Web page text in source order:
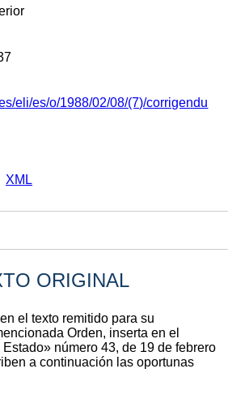
eli/es/o/1988/02/08/(7)/corrigendu
XML
ORIGINAL
el texto remitido para su
Orden, inserta en el
número 43, de 19 de febrero
a continuación las oportunas